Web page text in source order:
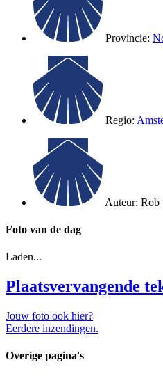
Provincie:
Regio:
Auteur: Rob
Foto van de dag
Laden...
Plaatsvervangende
Jouw foto ook hier?
Eerdere inzendingen.
Overige pagina's